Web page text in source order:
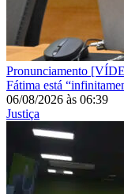
Pronunciamento
Fátima está
06/08/2026 às 06:39
Justiça